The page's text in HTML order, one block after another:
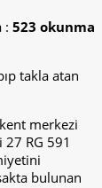
: 523 okunma
takla atan
merkezi
RG 591
bulunan